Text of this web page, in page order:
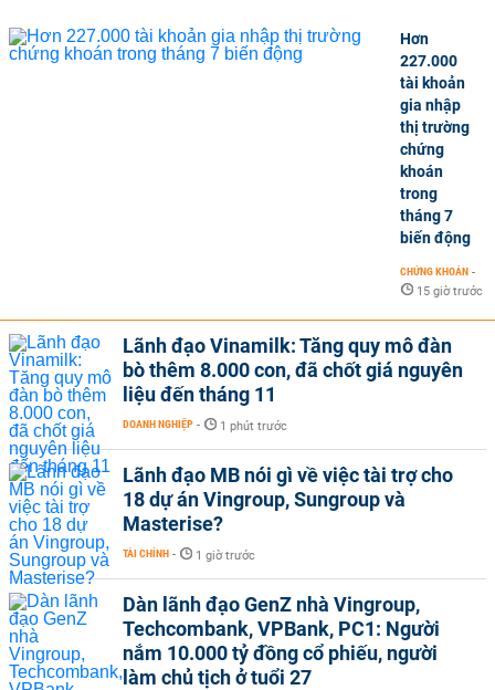
Hơn
227.000
tài khoản
gia nhập
thị trường
chứng
khoán
trong
tháng 7
biến động
CHỨNG KHOÁN -
15 giờ trước
Lãnh đạo Vinamilk: Tăng quy mô đàn
bò thêm 8.000 con, đã chốt giá nguyên
liệu đến tháng 11
DOANH NGHIỆP - 1 phút trước
Lãnh đạo MB nói gì về việc tài trợ cho
18 dự án Vingroup, Sungroup và
Masterise?
TÀI CHÍNH - 1 giờ trước
Dàn lãnh đạo GenZ nhà Vingroup,
Techcombank, VPBank, PC1: Người
nắm 10.000 tỷ đồng cổ phiếu, người
làm chủ tịch ở tuổi 27